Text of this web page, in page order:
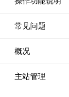
常见问题
概况
主站管理